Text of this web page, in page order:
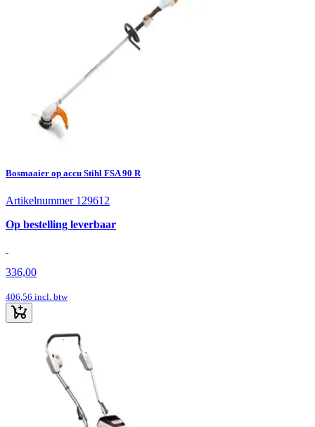
Bosmaaier op accu Stihl FSA 90 R
Artikelnummer 129612
Op bestelling leverbaar
336,00
406,56 incl. btw